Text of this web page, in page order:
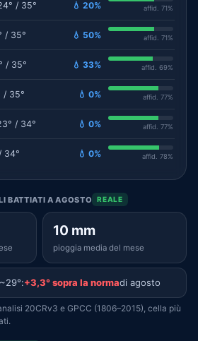
/ 35° 💧 20% affid. 71%
/ 35° 💧 50% affid. 71%
/ 35° 💧 33% affid. 69%
/ 35° 💧 0% affid. 77%
/ 34° 💧 0% affid. 77%
34° 💧 0% affid. 78%
BATTIATI A AGOSTO REALE
10 mm
pioggia media del mese
+3,3° sopra la normadi agosto
20CRv3 e GPCC (1806–2015), cella più